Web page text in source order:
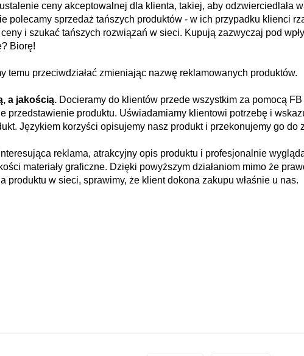
ceny akceptowalnej dla klienta, takiej, aby odzwierciedlała
polecamy sprzedaż tańszych produktów - w ich przypadku klienci
i szukać tańszych rozwiązań w sieci. Kupują zazwyczaj pod
Biorę!
temu przeciwdziałać zmieniając nazwę reklamowanych produktów.
a jakością. Docieramy do klientów przede wszystkim za pomocą
przedstawienie produktu. Uświadamiamy klientowi potrzebę i
Językiem korzyści opisujemy nasz produkt i przekonujemy go do
reklama, atrakcyjny opis produktu i profesjonalnie
materiały graficzne. Dzięki powyższym działaniom mimo że
produktu w sieci, sprawimy, że klient dokona zakupu właśnie u nas.